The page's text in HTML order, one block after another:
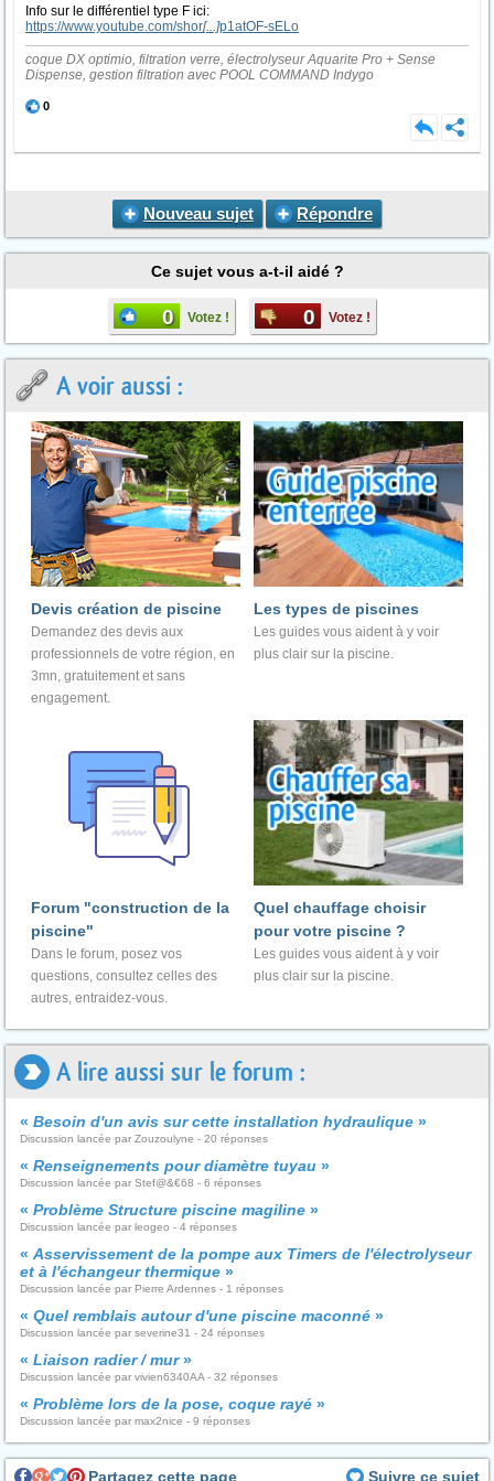
Info sur le différentiel type F ici:
https://www.youtube.com/shor[...]p1atOF-sELo
coque DX optimio, filtration verre, électrolyseur Aquarite Pro + Sense
Dispense, gestion filtration avec POOL COMMAND Indygo
0
Nouveau sujet Répondre
Ce sujet vous a-t-il aidé ?
0 Votez ! 0 Votez !
A voir aussi :
Devis création de piscine
Demandez des devis aux
professionnels de votre région, en
3mn, gratuitement et sans
engagement.
Les types de piscines
Les guides vous aident à y voir
plus clair sur la piscine.
Forum "construction de la
piscine"
Dans le forum, posez vos
questions, consultez celles des
autres, entraidez-vous.
Quel chauffage choisir
pour votre piscine ?
Les guides vous aident à y voir
plus clair sur la piscine.
A lire aussi sur le forum :
« Besoin d'un avis sur cette installation hydraulique »
Discussion lancée par Zouzoulyne - 20 réponses
« Renseignements pour diamètre tuyau »
Discussion lancée par Stef@&€68 - 6 réponses
« Problème Structure piscine magiline »
Discussion lancée par leogeo - 4 réponses
« Asservissement de la pompe aux Timers de l'électrolyseur
et à l'échangeur thermique »
Discussion lancée par Pierre Ardennes - 1 réponses
« Quel remblais autour d'une piscine maconné »
Discussion lancée par severine31 - 24 réponses
« Liaison radier / mur»
Discussion lancée par vivien6340AA - 32 réponses
« Problème lors de la pose, coque rayé »
Discussion lancée par max2nice - 9 réponses
Partagez cette page Suivre ce sujet